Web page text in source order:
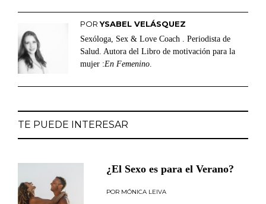
PORYSABEL VELÁSQUEZ
Sexóloga, Sex & Love Coach . Periodista de
Salud. Autora del Libro de motivación para la
mujer :En Femenino
TE PUEDE INTERESAR
¿El Sexo es para el Verano?
MÓNICA LEIVA